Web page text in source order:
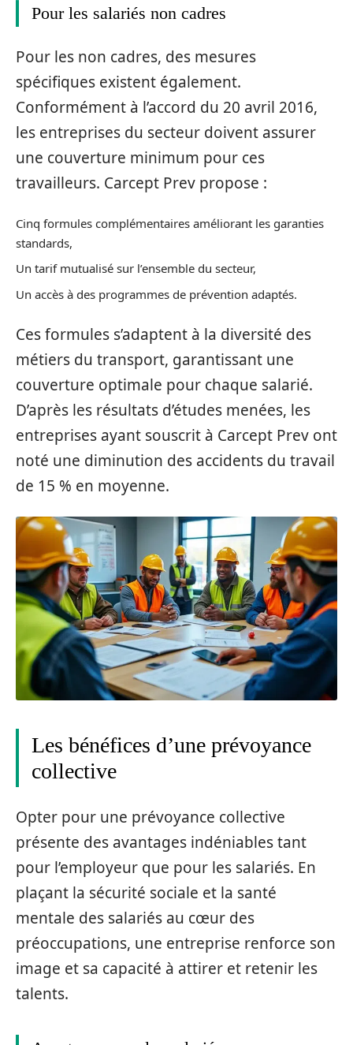
Pour les salariés non cadres
Pour les non cadres, des mesures
spécifiques existent également.
Conformément à l’accord du 20 avril 2016,
les entreprises du secteur doivent assurer
une couverture minimum pour ces
travailleurs. Carcept Prev propose :
Cinq formules complémentaires améliorant les garanties
standards,
Un tarif mutualisé sur l’ensemble du secteur,
Un accès à des programmes de prévention adaptés.
Ces formules s’adaptent à la diversité des
métiers du transport, garantissant une
couverture optimale pour chaque salarié.
D’après les résultats d’études menées, les
entreprises ayant souscrit à Carcept Prev ont
noté une diminution des accidents du travail
de 15 % en moyenne.
Les bénéfices d’une prévoyance
collective
Opter pour une prévoyance collective
présente des avantages indéniables tant
pour l’employeur que pour les salariés. En
plaçant la sécurité sociale et la santé
mentale des salariés au cœur des
préoccupations, une entreprise renforce son
image et sa capacité à attirer et retenir les
talents.